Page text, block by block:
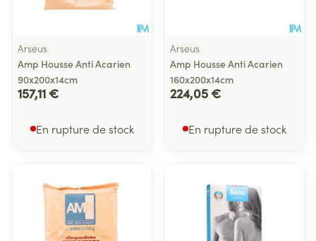
Arseus
Amp Housse Anti Acarien
90x200x14cm
157,11 €
En rupture de stock
Arseus
Amp Housse Anti Acarien
160x200x14cm
224,05 €
En rupture de stock